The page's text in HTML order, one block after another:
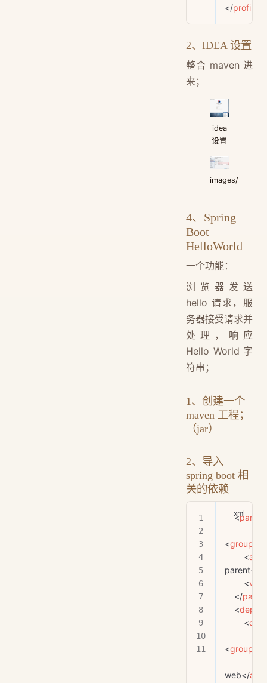
</profile
2、IDEA 设置
整合 maven 进
来；
idea
设置
images/
4、Spring
Boot
HelloWorld
一个功能：
浏览器发送
hello 请求，服
务器接受请求并
处理，响应
Hello World 字
符串；
1、创建一个
maven 工程；
（jar）
2、导入
spring boot 相
关的依赖
    <
parent
<groupId
        <
parent</
        <
    </
    <
        <
<groupId
web</